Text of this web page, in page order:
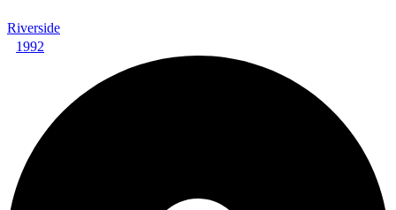
Riverside
1992